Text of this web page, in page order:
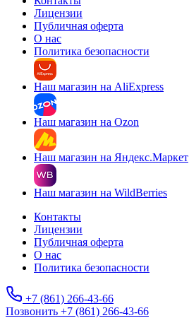
Лицензии
Публичная оферта
О нас
Политика безопасности
Наш магазин на AliExpress
Наш магазин на Ozon
Наш магазин на Яндекс.Маркет
Наш магазин на WildBerries
Контакты
Лицензии
Публичная оферта
О нас
Политика безопасности
+7 (861) 266-43-66
Позвонить +7 (861) 266-43-66